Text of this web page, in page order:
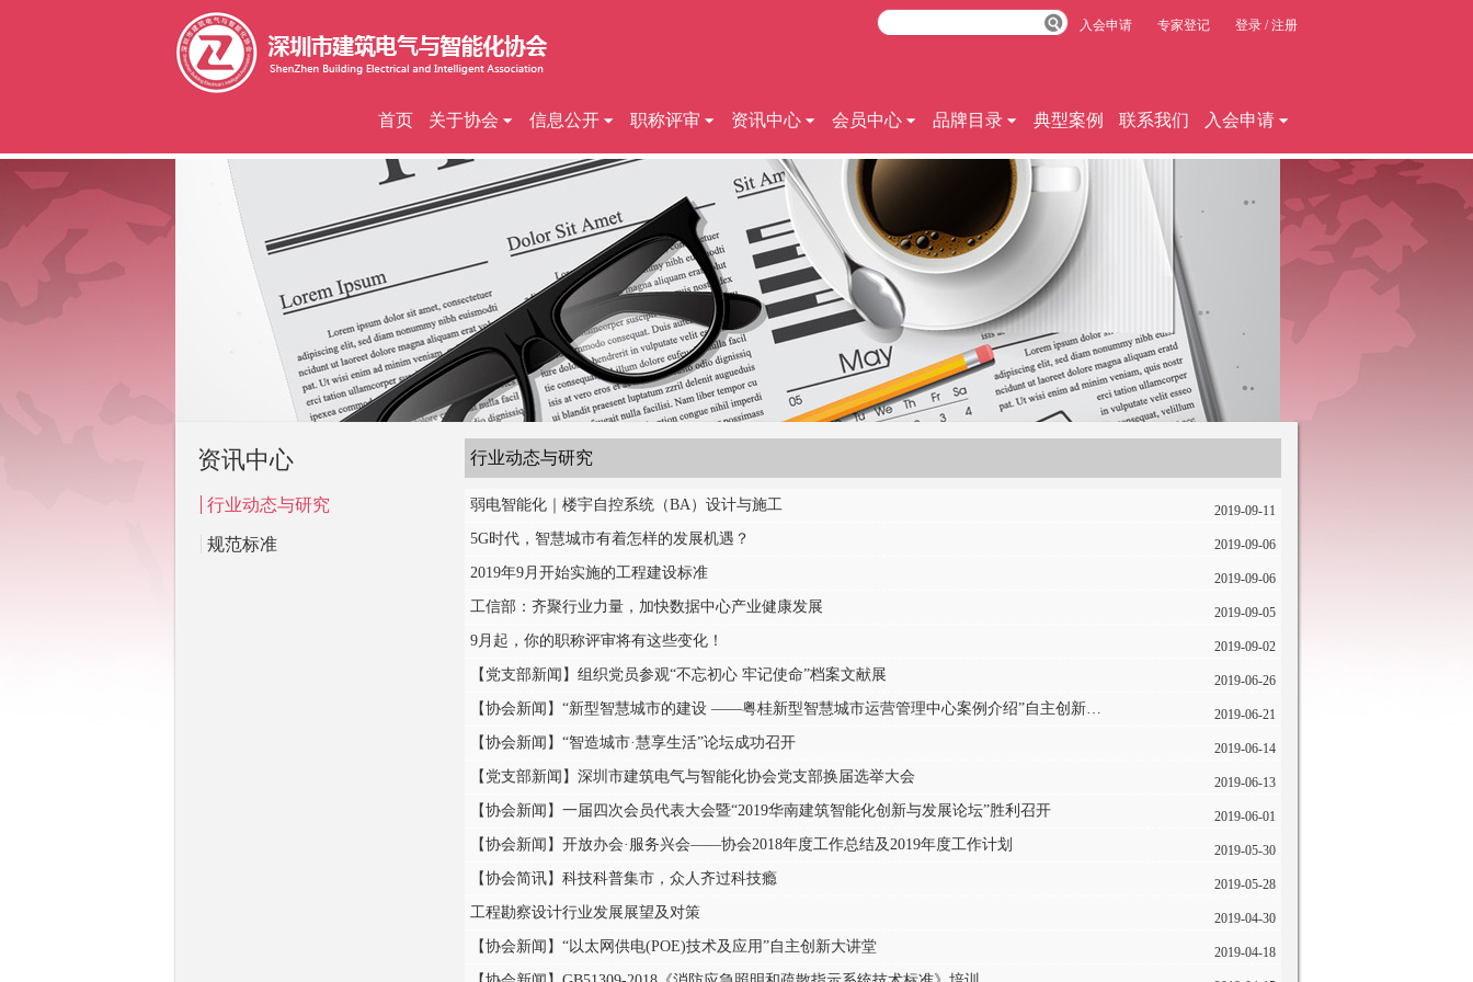
首页 关于协会 信息公开 职称评审 资讯中心 会员中心 品牌目录 典型案例 联系我们 入会申请
入会申请 专家登记 登录 /注册
资讯中心
行业动态与研究
规范标准
行业动态与研究
弱电智能化｜楼宇自控系统（BA）设计与施工 2019-09-11
5G时代，智慧城市有着怎样的发展机遇？ 2019-09-06
2019年9月开始实施的工程建设标准 2019-09-06
工信部：齐聚行业力量，加快数据中心产业健康发展 2019-09-05
9月起，你的职称评审将有这些变化！ 2019-09-02
【党支部新闻】组织党员参观“不忘初心 牢记使命”档案文献展 2019-06-26
【协会新闻】“新型智慧城市的建设 ——粤桂新型智慧城市运营管理中心案例介绍”自主创新大讲堂 2019-06-21
【协会新闻】“智造城市·慧享生活”论坛成功召开 2019-06-14
【党支部新闻】深圳市建筑电气与智能化协会党支部换届选举大会 2019-06-13
【协会新闻】一届四次会员代表大会暨“2019华南建筑智能化创新与发展论坛”胜利召开 2019-06-01
【协会新闻】开放办会·服务兴会——协会2018年度工作总结及2019年度工作计划 2019-05-30
【协会简讯】科技科普集市，众人齐过科技瘾 2019-05-28
工程勘察设计行业发展展望及对策 2019-04-30
【协会新闻】“以太网供电(POE)技术及应用”自主创新大讲堂 2019-04-18